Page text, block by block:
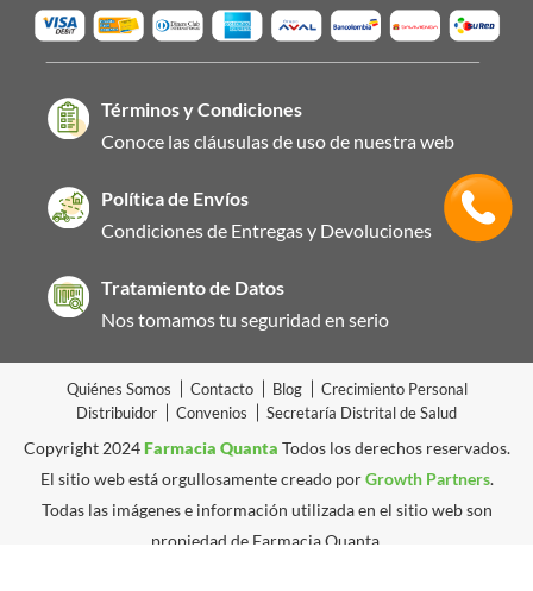
Términos y Condiciones
Conoce las cláusulas de uso de nuestra web
Política de Envíos
Condiciones de Entregas y Devoluciones
Tratamiento de Datos
Nos tomamos tu seguridad en serio
Quiénes Somos Contacto Blog
Crecimiento Personal
Distribuidor
Convenios Secretaría Distrital de Salud
Copyright 2024Farmacia Quanta Todos los derechos reservados.
El sitio web está orgullosamente creado porGrowth Partners.
Todas las imágenes e información utilizada en el sitio web son
propiedad de Farmacia Quanta.